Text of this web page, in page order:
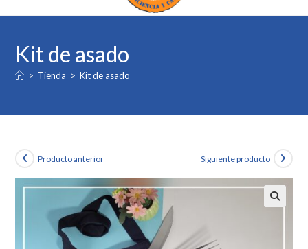
Kit de asado
> Tienda > Kit de asado
Producto anterior Siguiente producto